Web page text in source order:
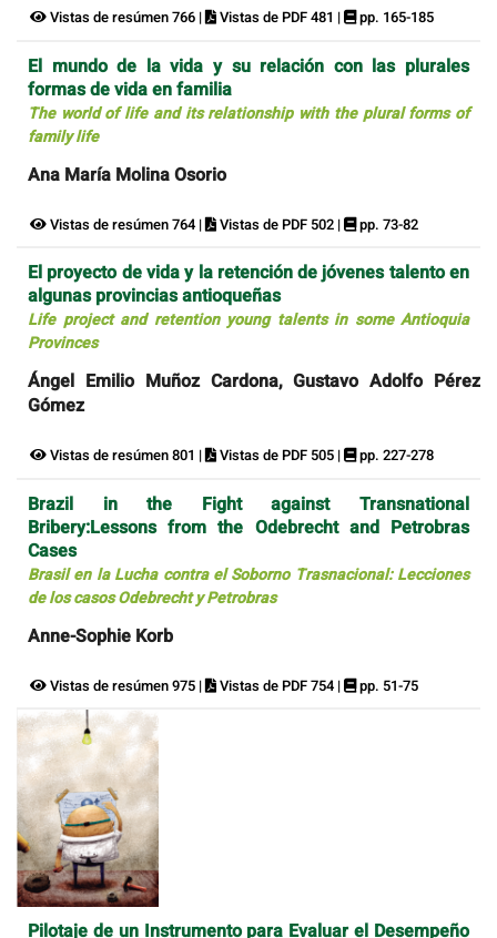
Vistas de resúmen 766 | Vistas de PDF 481 | pp. 165-185
El mundo de la vida y su relación con las plurales
formas de vida en familia
The world of life and its relationship with the plural forms of
family life
Ana María Molina Osorio
Vistas de resúmen 764 | Vistas de PDF 502 | pp. 73-82
El proyecto de vida y la retención de jóvenes talento en
algunas provincias antioqueñas
Life project and retention young talents in some Antioquia
Provinces
Ángel Emilio Muñoz Cardona, Gustavo Adolfo Pérez
Gómez
Vistas de resúmen 801 | Vistas de PDF 505 | pp. 227-278
Brazil in the Fight against Transnational
Bribery:Lessons from the Odebrecht and Petrobras
Cases
Brasil en la Lucha contra el Soborno Trasnacional: Lecciones
de los casos Odebrecht y Petrobras
Anne-Sophie Korb
Vistas de resúmen 975 | Vistas de PDF 754 | pp. 51-75
Pilotaje de un Instrumento para Evaluar el Desempeño